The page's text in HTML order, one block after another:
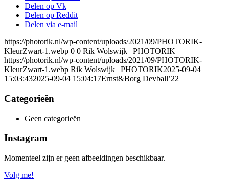
Delen op Vk
Delen op Reddit
Delen via e-mail
https://photorik.nl/wp-content/uploads/2021/09/PHOTORIK-
KleurZwart-1.webp 0 0 Rik Wolswijk | PHOTORIK
https://photorik.nl/wp-content/uploads/2021/09/PHOTORIK-
KleurZwart-1.webp Rik Wolswijk | PHOTORIK2025-09-04
15:03:432025-09-04 15:04:17Ernst&Borg Devball’22
Categorieën
Geen categorieën
Instagram
Momenteel zijn er geen afbeeldingen beschikbaar.
Volg me!